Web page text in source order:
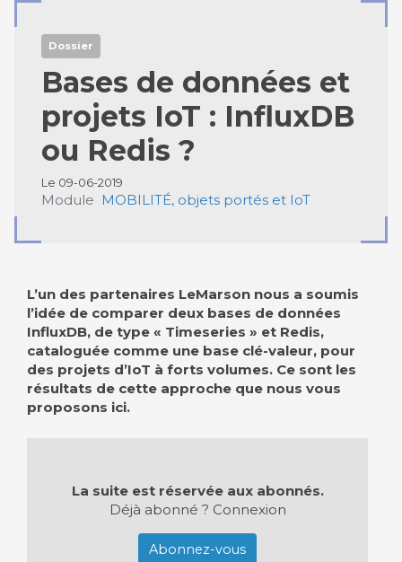
Dossier
Bases de données et
projets IoT : InfluxDB
ou Redis ?
Le 09-06-2019
Module MOBILITÉ, objets portés et IoT
L’un des partenaires LeMarson nous a soumis
l’idée de comparer deux bases de données
InfluxDB, de type « Timeseries » et Redis,
cataloguée comme une base clé-valeur, pour
des projets d’IoT à forts volumes. Ce sont les
résultats de cette approche que nous vous
proposons ici.
La suite est réservée aux abonnés.
Déjà abonné ? Connexion
Abonnez-vous